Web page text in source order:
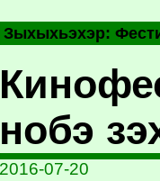
Зыхыхьэхэр:
нобэ
2016-07-20